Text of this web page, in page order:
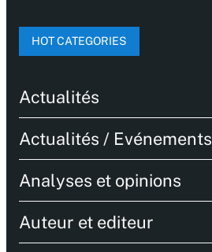
HOT CATEGORIES
Actualités
Actualités / Evénements
Analyses et opinions
Auteur et editeur